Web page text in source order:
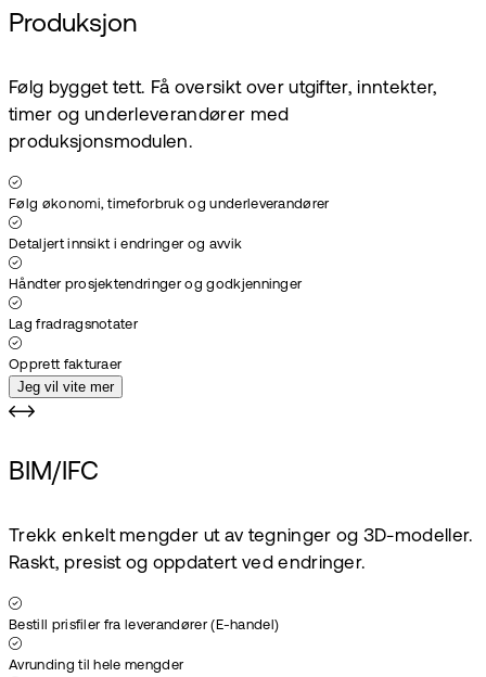
Produksjon
Følg bygget tett. Få oversikt over utgifter, inntekter,
timer og underleverandører med
produksjonsmodulen.
Følg økonomi, timeforbruk og underleverandører
Detaljert innsikt i endringer og avvik
Håndter prosjektendringer og godkjenninger
Lag fradragsnotater
Opprett fakturaer
Jeg vil vite mer
BIM/IFC
Trekk enkelt mengder ut av tegninger og 3D-modeller.
Raskt, presist og oppdatert ved endringer.
Bestill prisfiler fra leverandører (E-handel)
Avrunding til hele mengder